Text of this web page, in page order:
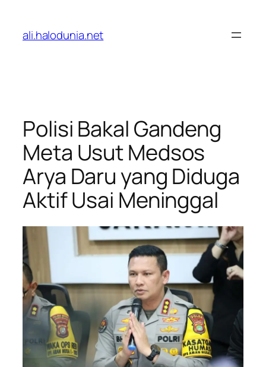
konten
ali.halodunia.net
Polisi Bakal Gandeng
Meta Usut Medsos
Arya Daru yang Diduga
Aktif Usai Meninggal